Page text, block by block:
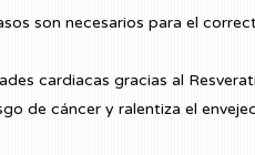
son necesarios para el
cardiacas gracias al
de cáncer y ralentiza el